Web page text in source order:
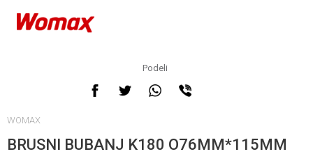
Podeli
WOMAX
BRUSNI BUBANJ K180 O76MM*115MM